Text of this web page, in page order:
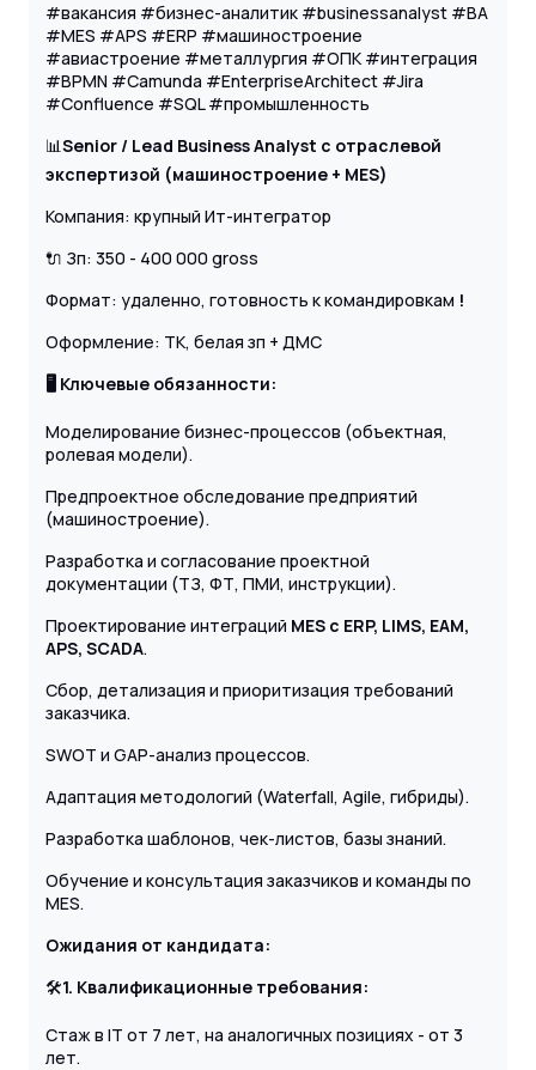
#вакансия #бизнес-аналитик #businessanalyst #BA
#MES #APS #ERP #машиностроение
#авиастроение #металлургия #ОПК #интеграция
#BPMN #Camunda #EnterpriseArchitect #Jira
#Confluence #SQL #промышленность
📊Senior / Lead Business Analyst с отраслевой
экспертизой (машиностроение + MES)
Компания: крупный Ит-интегратор
🔌 Зп: 350 - 400 000 gross
Формат: удаленно, готовность к командировкам !
Оформление: ТК, белая зп + ДМС
🖥 Ключевые обязанности:
Моделирование бизнес-процессов (объектная,
ролевая модели).
Предпроектное обследование предприятий
(машиностроение).
Разработка и согласование проектной
документации (ТЗ, ФТ, ПМИ, инструкции).
Проектирование интеграций MES с ERP, LIMS, EAM,
APS, SCADA.
Сбор, детализация и приоритизация требований
заказчика.
SWOT и GAP-анализ процессов.
Адаптация методологий (Waterfall, Agile, гибриды).
Разработка шаблонов, чек-листов, базы знаний.
Обучение и консультация заказчиков и команды по
MES.
Ожидания от кандидата:
🛠1. Квалификационные требования:
Стаж в IT от 7 лет, на аналогичных позициях - от 3
лет.